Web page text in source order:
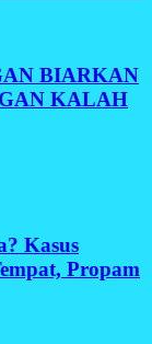
BIARKAN
KALAH
Kasus
Propam